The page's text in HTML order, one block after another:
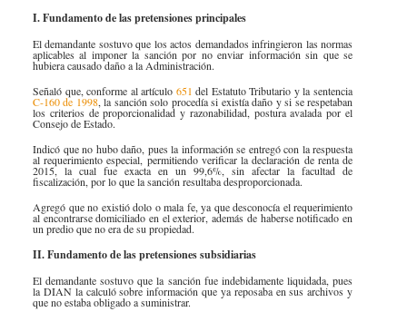
I. Fundamento de las pretensiones principales
El demandante sostuvo que los actos demandados infringieron las normas
aplicables al imponer la sanción por no enviar información sin que se
hubiera ​​​​causado daño a la Administración.
Señaló que, conforme al artículo 651​ del Estatuto Tributario y la sentencia
C-160 de 1998​, la sanción solo procedía si existía daño y si se respetaban
los criterios de proporcionalidad y razonabilidad, postura avalada por el
Consejo de Estado.
Indicó que no hubo daño, pues la información se entregó con la respuesta
al requerimiento especial, permitiendo verificar la declaración de renta de
2015, la cual fue exacta en un 99,6%, sin afectar la facultad de
fiscalización, por lo que la sanción resultaba desproporcionada.
Agregó que no existió dolo o mala fe, ya que desconocía el requerimiento
al encontrarse domiciliado en el exterior, además de haberse notificado en
un predio que no era de su propiedad.
II. Fundamento de las pretensiones subsidiarias
El demandante sostuvo que la sanción fue indebidamente liquidada, pues
la DIAN la calculó sobre información que ya reposaba en sus archivos y
que no estaba obligado a suministrar.